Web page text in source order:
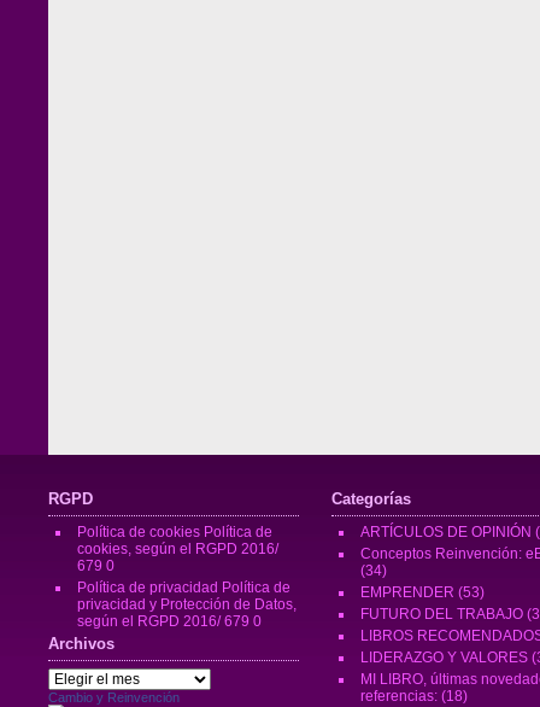
RGPD
Política de cookies Política de
cookies, según el RGPD 2016/
679 0
Política de privacidad Política de
privacidad y Protección de Datos,
según el RGPD 2016/ 679 0
Archivos
Archivos
Cambio y Reinvención
Categorías
ARTÍCULOS DE OPINIÓN
Conceptos Reinvención:
(34)
EMPRENDER (53)
FUTURO DEL TRABAJO
LIBROS
LIDERAZGO Y VALORES
MI LIBRO, últimas
referencias: (18)